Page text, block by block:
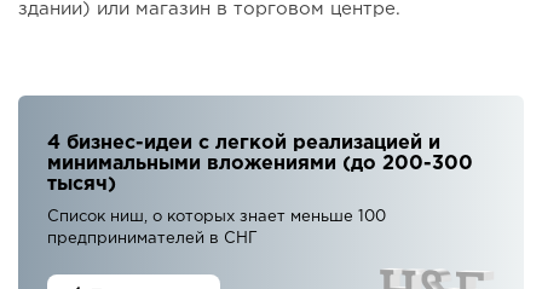
здании) или магазин в торговом центре.
4 бизнес-идеи с легкой реализацией и
минимальными вложениями (до 200-300
тысяч)
Список ниш, о которых знает меньше 100
предпринимателей в СНГ